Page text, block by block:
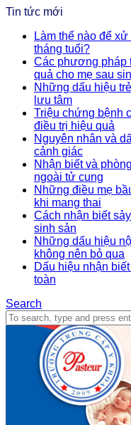
Tin tức mới
Làm thế nào để
tháng tuổi?
Các phương pháp
quả cho mẹ sau
Những dấu hiệu
lưu tâm
Triệu chứng bệnh
điều trị hiệu quả
Nguyên nhân và
cảnh giác
Nhận biết và
ngoài tử cung
Những điều mẹ
khi mang thai
Cách nhận biết
sinh sản
Những dấu hiệu
không nên bỏ qua
Dấu hiệu nhận
toàn
Search